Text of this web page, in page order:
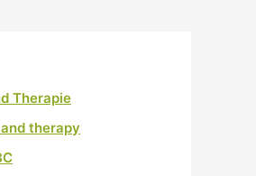
Therapie
therapy